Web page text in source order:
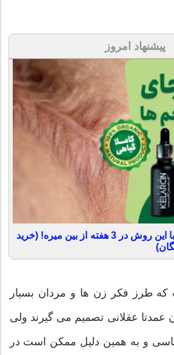
پیشنهاد امروز
جای هر زخم و بخیه با این روش در 3 هفته از بین میره! (خرید
که طرز فکر زن ها و مردان بسیار
عقلانی تصمیم می گیرند ولی
و به همین دلیل ممکن است در